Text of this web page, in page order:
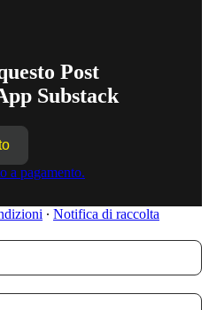
Post
Substack
a pagamento.
∙ Notifica di raccolta